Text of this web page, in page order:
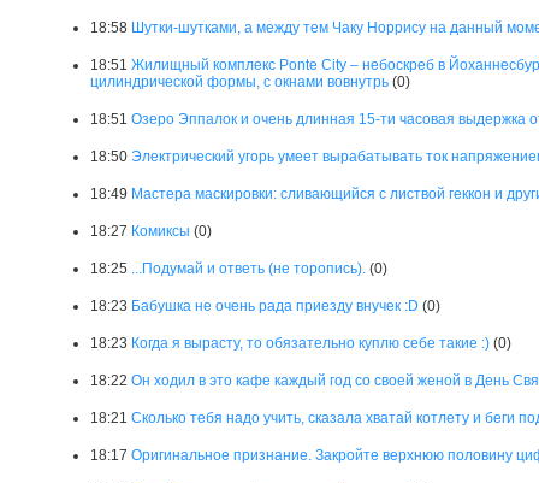
18:58 Шутки-шутками, а между тем Чаку Норрису на данный
18:51 Жилищный комплекс Ponte City – небоскреб в
цилиндрической формы, с окнами вовнутрь (0)
18:51 Озеро Эппалок и очень длинная 15-ти часовая выдержка
18:50 Электрический угорь умеет вырабатывать ток
18:49 Мастера маскировки: сливающийся с листвой геккон и
18:27 Комиксы (0)
18:25 ...Подумай и ответь (не торопись). (0)
18:23 Бабушка не очень рада приезду внучек :D (0)
18:23 Когда я вырасту, то обязательно куплю себе такие :) (0)
18:22 Он ходил в это кафе каждый год со своей женой в День
18:21 Сколько тебя надо учить, сказала хватай котлету и беги
18:17 Оригинальное признание. Закройте верхнюю половину